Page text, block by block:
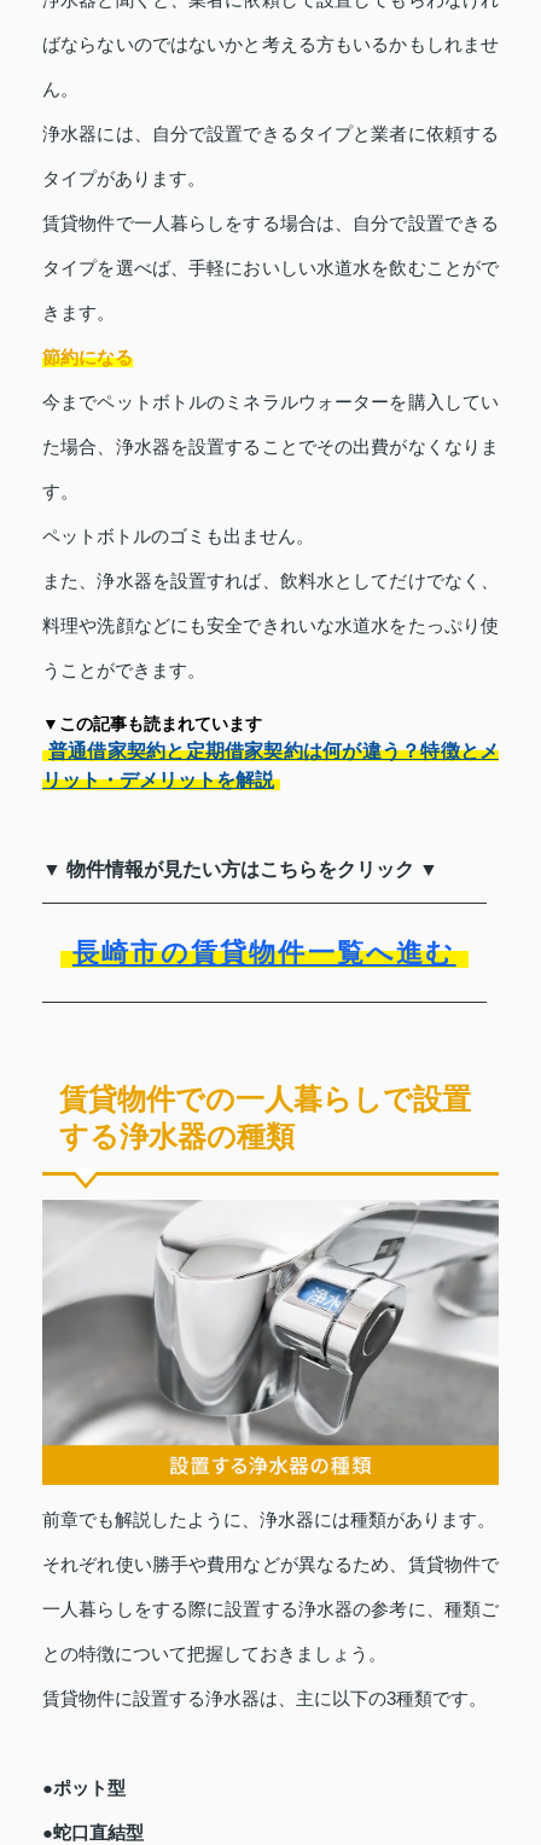
ばならないのではないかと考える方もいるかもしれませ
ん。
浄水器には、自分で設置できるタイプと業者に依頼する
タイプがあります。
賃貸物件で一人暮らしをする場合は、自分で設置できる
タイプを選べば、手軽においしい水道水を飲むことがで
きます。
節約になる
今までペットボトルのミネラルウォーターを購入してい
た場合、浄水器を設置することでその出費がなくなりま
す。
ペットボトルのゴミも出ません。
また、浄水器を設置すれば、飲料水としてだけでなく、
料理や洗顔などにも安全できれいな水道水をたっぷり使
うことができます。
▼この記事も読まれています
普通借家契約と定期借家契約は何が違う？特徴とメ
リット・デメリットを解説
▼ 物件情報が見たい方はこちらをクリック ▼
長崎市の賃貸物件一覧へ進む
賃貸物件での一人暮らしで設置
する浄水器の種類
前章でも解説したように、浄水器には種類があります。
それぞれ使い勝手や費用などが異なるため、賃貸物件で
一人暮らしをする際に設置する浄水器の参考に、種類ご
との特徴について把握しておきましょう。
賃貸物件に設置する浄水器は、主に以下の3種類です。
●ポット型
●蛇口直結型